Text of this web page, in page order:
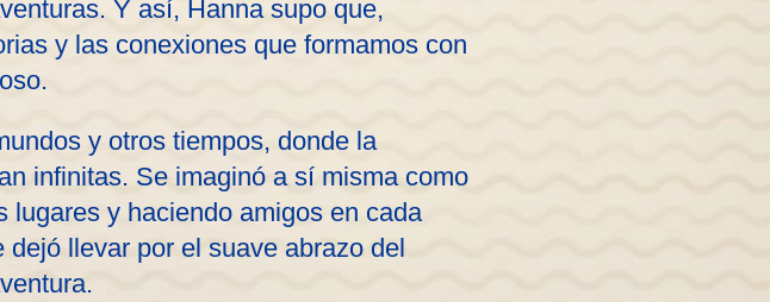
Y así, Hanna supo que,
y las conexiones que formamos con
y otros tiempos, donde la
infinitas. Se imaginó a sí misma como
lugares y haciendo amigos en cada
llevar por el suave abrazo del